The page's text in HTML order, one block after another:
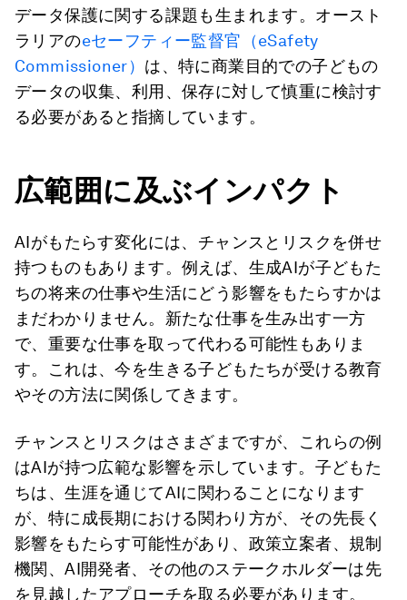
データ保護に関する課題も生まれます。オースト
ラリアのeセーフティー監督官（eSafety
Commissioner） は、特に商業目的での子どもの
データの収集、利用、保存に対して慎重に検討す
る必要があると指摘しています。
広範囲に及ぶインパクト
AIがもたらす変化には、チャンスとリスクを併せ
持つものもあります。例えば、生成AIが子どもた
ちの将来の仕事や生活にどう影響をもたらすかは
まだわかりません。新たな仕事を生み出す一方
で、重要な仕事を取って代わる可能性もありま
す。これは、今を生きる子どもたちが受ける教育
やその方法に関係してきます。
チャンスとリスクはさまざまですが、これらの例
はAIが持つ広範な影響を示しています。子どもた
ちは、生涯を通じてAIに関わることになります
が、特に成長期における関わり方が、その先長く
影響をもたらす可能性があり、政策立案者、規制
機関、AI開発者、その他のステークホルダーは先
を見越したアプローチを取る必要があります。